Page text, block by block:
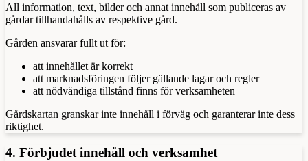
All information, text, bilder och annat innehåll som publiceras av
gårdar tillhandahålls av respektive gård.
Gården ansvarar fullt ut för:
att innehållet är korrekt
att marknadsföringen följer gällande lagar och regler
att nödvändiga tillstånd finns för verksamheten
Gårdskartan granskar inte innehåll i förväg och garanterar inte dess
riktighet.
4. Förbjudet innehåll och verksamhet